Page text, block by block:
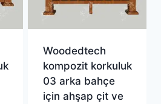
Woodedtech
kompozit korkuluk
03 arka bahçe
için ahşap çit ve